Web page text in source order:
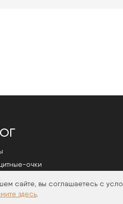
сайте, вы соглашаетесь с
здесь
очки